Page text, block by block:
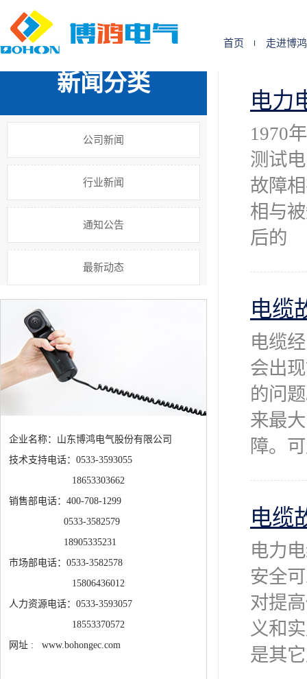
首页 走进博鸿
您的位置: 首 页 >>新闻中心
新闻分类
公司新闻
行业新闻
通知公告
最新动态
企业名称：山东博鸿电气股份有限公司
技术支持电话：0533-3593055
18653303662
销售部电话：400-708-1299
0533-3582579
18905335231
市场部电话：0533-3582578
15806436012
人力资源电话：0533-3593057
18553370572
网址 : www.bohongec.com
电力
1970
测试
故障
相与
后的
电缆
电缆
会出
的问
来最
障。
电缆
电力
安全
对提
义和
是其